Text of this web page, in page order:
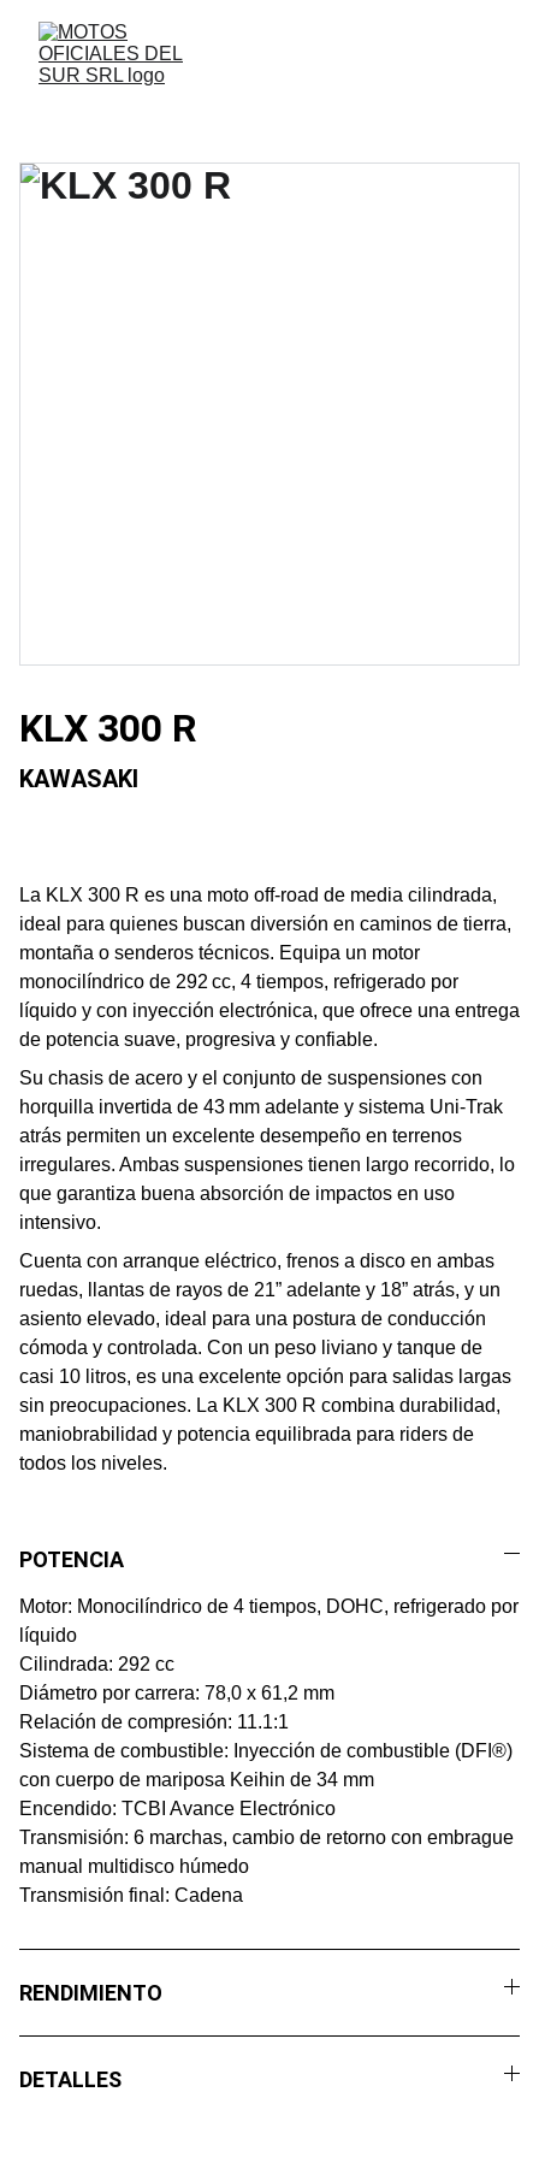
KLX 300 R
KAWASAKI
La KLX 300 R es una moto off-road de media cilindrada,
ideal para quienes buscan diversión en caminos de tierra,
montaña o senderos técnicos. Equipa un motor
monocilíndrico de 292 cc, 4 tiempos, refrigerado por
líquido y con inyección electrónica, que ofrece una entrega
de potencia suave, progresiva y confiable.
Su chasis de acero y el conjunto de suspensiones con
horquilla invertida de 43 mm adelante y sistema Uni-Trak
atrás permiten un excelente desempeño en terrenos
irregulares. Ambas suspensiones tienen largo recorrido, lo
que garantiza buena absorción de impactos en uso
intensivo.
Cuenta con arranque eléctrico, frenos a disco en ambas
ruedas, llantas de rayos de 21” adelante y 18” atrás, y un
asiento elevado, ideal para una postura de conducción
cómoda y controlada. Con un peso liviano y tanque de
casi 10 litros, es una excelente opción para salidas largas
sin preocupaciones. La KLX 300 R combina durabilidad,
maniobrabilidad y potencia equilibrada para riders de
todos los niveles.
POTENCIA
Motor: Monocilíndrico de 4 tiempos, DOHC, refrigerado por
líquido
Cilindrada: 292 cc
Diámetro por carrera: 78,0 x 61,2 mm
Relación de compresión: 11.1:1
Sistema de combustible: Inyección de combustible (DFI®)
con cuerpo de mariposa Keihin de 34 mm
Encendido: TCBI Avance Electrónico
Transmisión: 6 marchas, cambio de retorno con embrague
manual multidisco húmedo
Transmisión final: Cadena
RENDIMIENTO
DETALLES